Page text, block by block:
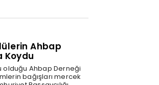
Ahbap
Koydu
olduğu Ahbap Derneği
bağışları mercek